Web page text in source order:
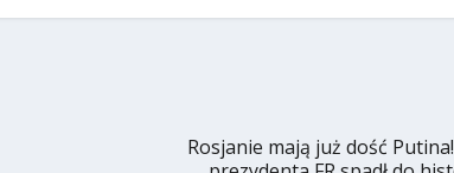
Rosjanie mają już dość